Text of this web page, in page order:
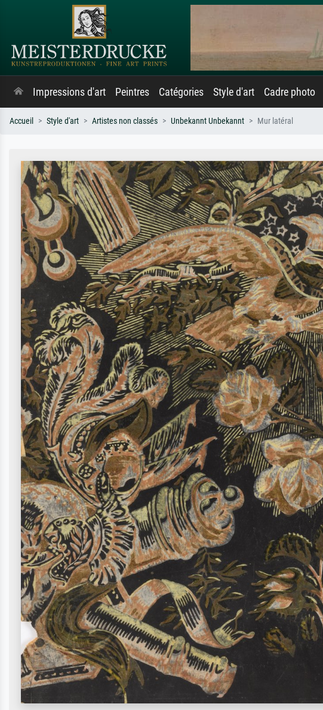
Impressions d'art Peintres Catégories Style d'art Cadre photo
Accueil Style d'art Artistes non classés Unbekannt Unbekannt Mur latéral